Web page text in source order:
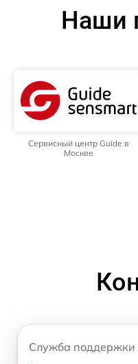
Наши
Сервисный центр Guide в
Москве
Служба поддержки